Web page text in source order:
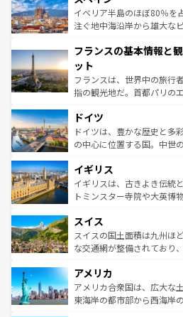
景など、自然景観も見逃せ
ピザやパスタなど、絶品の
ませてくれるイタリアで、
なお、新着のイタリア情報は
しい。
イベリア半島のほぼ80％を
注ぐ地中海沿岸から雄大な
文化が根付くこの国では、
れる闘牛、そして美味しい
る。首都マドリードの洗練
アートに溢れた街角から、
せる。地方によって風土や
ンテンツ一覧を参照してほ
フランスの基本情報と
ット
フランスは、世界中の旅行
指の観光地だ。首都パリの
で、幅広い魅力が詰まって
聖堂、美しいビーチ、そし
から魅了する。また、フラ
いる。シャンパンの発祥地
香り高いラベンダー畑など
らに、パリ以外の地域にも
れる地方に足を運ぶとそれ
きるだろう。 なお、
を参照してほしい。
ドイツ
ドイツは、豊かな歴史と多
の中心に位置する国。中世
顔を持つこの国は、どこを
ルリンの文化的活気、バイ
してライン川沿いのワイン
は、お酒好きな人にはぜひ体験して
ドイツ情報はコンテンツ一
イギリス
イギリスは、古きよき伝統
トミンスター寺院や大英博
リアごとに異なる魅力があ
ティー、ビール好きにはた
戦など、本場だからこそで
ンツ一覧を参照してほしい。
スイス
スイスの国土面積は九州ほ
な交通網が整備されており
の建物がそのまま残る町や
博物館もあり、アルプス観
ことができる。国民の所得
アメリカ
アメリカ合衆国は、広大な
東海岸の都市部から西海岸